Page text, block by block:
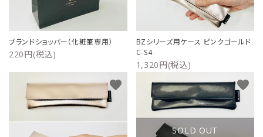
お問い合わせ
ブランドショッパー（化粧筆専用）
220円(税込)
BZシリーズ用ケース ピンクゴールド
C-S4
1,320円(税込)
favorite
SOLD OUT
favorite